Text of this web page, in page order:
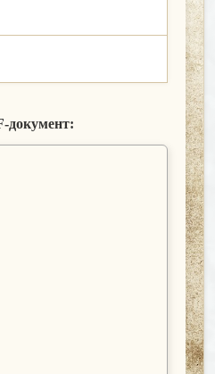
документ: